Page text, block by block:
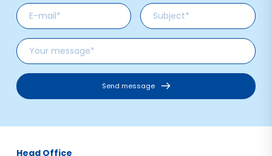
Send message
Head Office